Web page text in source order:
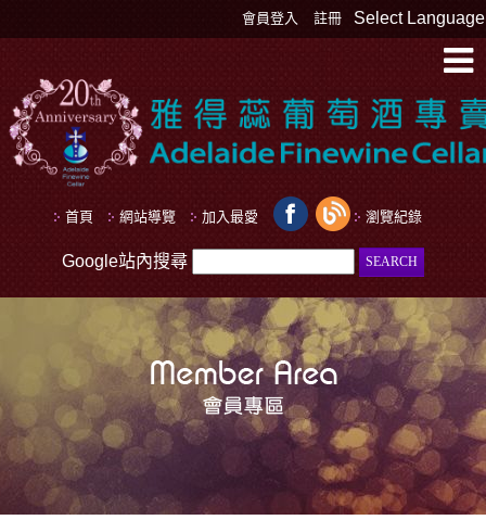
Select Language
會員登入 註冊
首頁 網站導覽 加入最愛 瀏覽紀錄
Google站內搜尋